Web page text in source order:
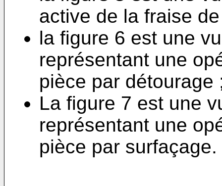
active de la fraise
la figure 6 est une
représentant une
pièce par détourage
La figure 7 est une
représentant une
pièce par surfaçage.